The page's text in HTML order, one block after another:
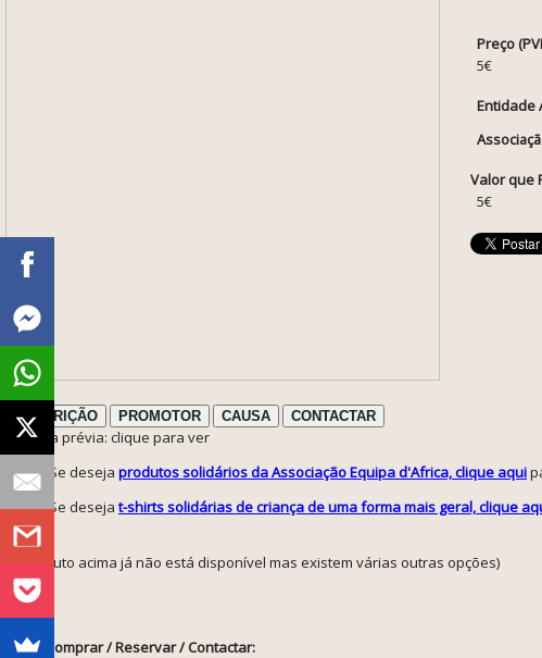
Preço
5€
Entidade
Valor que
5€
DESCRIÇÃO PROMOTOR CAUSA CONTACTAR
ℹ️ Nota prévia: clique para ver
Se deseja produtos solidários da Associação Equipa d'Africa, clique aqui
Se desejat-shirts solidárias de criança de uma forma mais geral, clique
(o produto acima já não está disponível mas existem várias outras opções)
Como Comprar / Reservar / Contactar: